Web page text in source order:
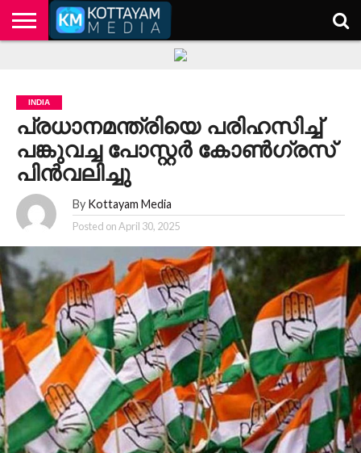
INDIA
പ്രധാനമന്ത്രിയെ പരിഹസിച്ച്
പങ്കുവച്ച പോസ്റ്റര്‍ കോണ്‍ഗ്രസ്
പിന്‍വലിച്ചു
By Kottayam Media
Posted onApril 30, 2025